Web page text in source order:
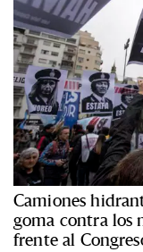
Camiones
goma contra los
frente al